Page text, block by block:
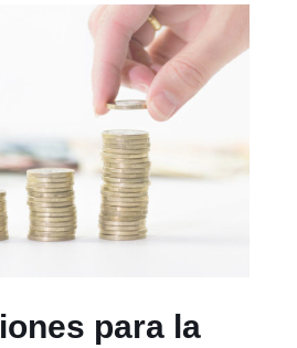
para la